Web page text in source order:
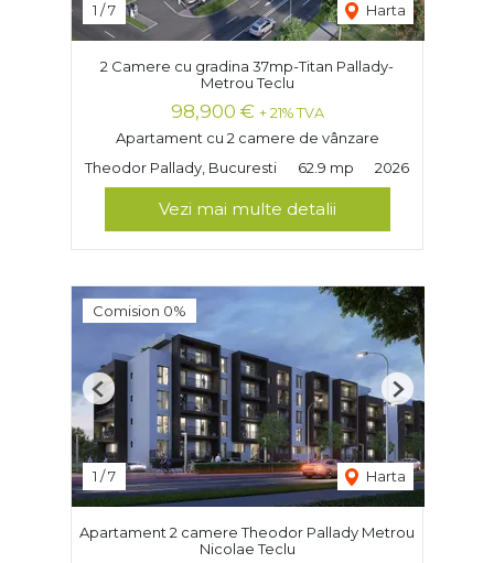
1 /7 Harta
2 Camere cu gradina 37mp-Titan Pallady-
Metrou Teclu
98,900 € + 21% TVA
Apartament cu 2 camere de vânzare
Theodor Pallady, Bucuresti
62.9 mp 2026
Vezi mai multe detalii
Comision 0%
1 /7 Harta
Previous Next
Apartament 2 camere Theodor Pallady Metrou
Nicolae Teclu